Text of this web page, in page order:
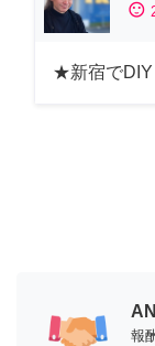
sentiment_satisfied
★新宿でDIY
報